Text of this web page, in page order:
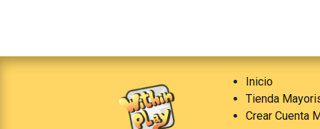
Inicio
Tienda
Crear Cuenta